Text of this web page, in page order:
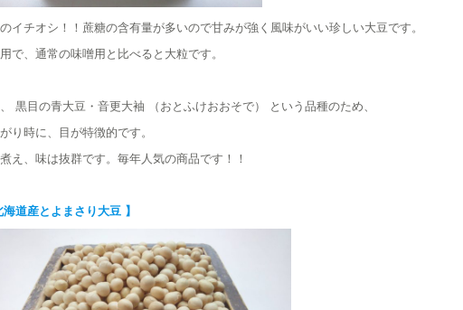
イチオシ！！蔗糖の含有量が多いので甘みが強く風味がいい珍しい大豆です。
で、通常の味噌用と比べると大粒です。
黒目の青大豆・音更大袖 （おとふけおおそで） という品種のため、
り時に、目が特徴的です。
え、味は抜群です。毎年人気の商品です！！
海道産とよまさり大豆 】